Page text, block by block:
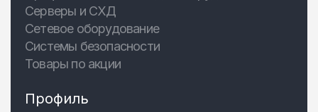
Серверы и СХД
Сетевое оборудование
Системы безопасности
Товары по акции
Профиль